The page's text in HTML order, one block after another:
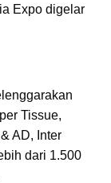
Expo digelar
Tissue,
AD, Inter
dari 1.500